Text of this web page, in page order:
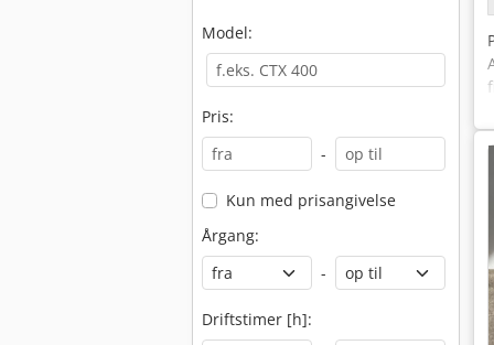
Model:
Pris:
-
Kun med prisangivelse
Årgang:
-
Driftstimer [h]: